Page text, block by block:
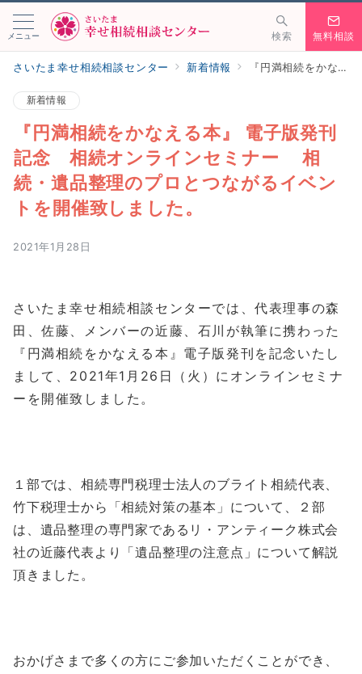
メニュー 検索 無料相談
さいたま幸せ相続相談センター 新着情報 『円満相続をかなえる本』 電子版発刊記念 相続オンラインセミナー 相続・遺品整理のプロとつながるイベントを開催致しました。
新着情報
『円満相続をかなえる本』 電子版発刊
記念 相続オンラインセミナー 相
続・遺品整理のプロとつながるイベン
トを開催致しました。
2021年1月28日
さいたま幸せ相続相談センターでは、代表理事の森
田、佐藤、メンバーの近藤、石川が執筆に携わった
『円満相続をかなえる本』電子版発刊を記念いたし
まして、2021年1月26日（火）にオンラインセミナ
ーを開催致しました。
１部では、相続専門税理士法人のブライト相続代表、
竹下税理士から「相続対策の基本」について、２部
は、遺品整理の専門家であるリ・アンティーク株式会
社の近藤代表より「遺品整理の注意点」について解説
頂きました。
おかげさまで多くの方にご参加いただくことができ、